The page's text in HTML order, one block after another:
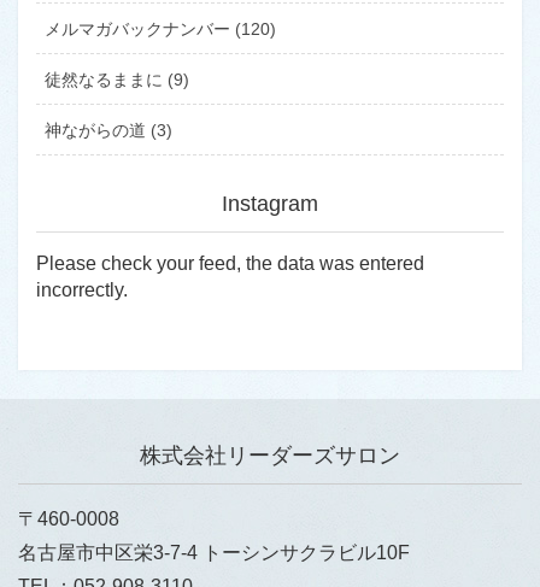
メルマガバックナンバー (120)
徒然なるままに (9)
神ながらの道 (3)
Instagram
Please check your feed, the data was entered
incorrectly.
株式会社リーダーズサロン
〒460-0008
名古屋市中区栄3-7-4 トーシンサクラビル10F